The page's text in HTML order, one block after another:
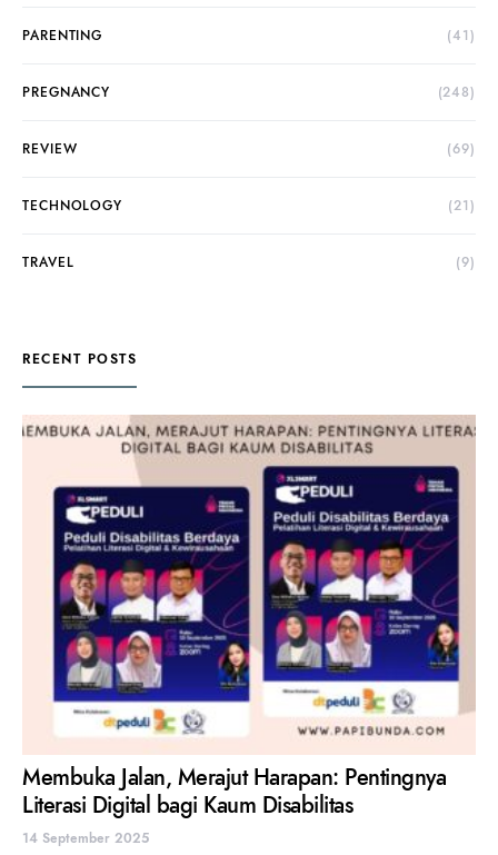
PARENTING (41)
PREGNANCY (248)
REVIEW (69)
TECHNOLOGY (21)
TRAVEL (9)
RECENT POSTS
Membuka Jalan, Merajut Harapan: Pentingnya
Literasi Digital bagi Kaum Disabilitas
14 September 2025